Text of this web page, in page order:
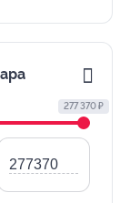
277 370 ₽